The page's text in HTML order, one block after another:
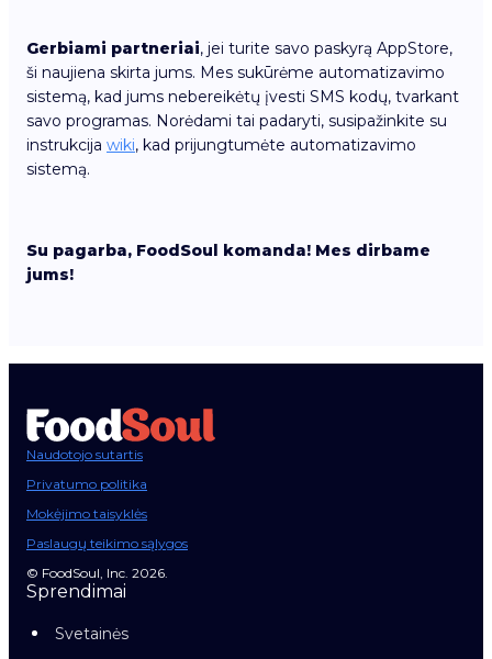
Gerbiami partneriai, jei turite savo paskyrą AppStore,
ši naujiena skirta jums. Mes sukūrėme automatizavimo
sistemą, kad jums nebereikėtų įvesti SMS kodų, tvarkant
savo programas. Norėdami tai padaryti, susipažinkite su
instrukcija wiki, kad prijungtumėte automatizavimo
sistemą.
Su pagarba, FoodSoul komanda! Mes dirbame
jums!
Naudotojo sutartis
Privatumo politika
Mokėjimo taisyklės
Paslaugų teikimo sąlygos
© FoodSoul, Inc. 2026.
Sprendimai
Svetainės